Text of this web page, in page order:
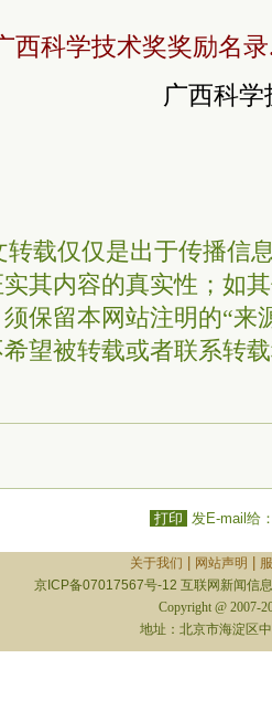
西科学技术奖奖励名
广西科
转载仅仅是出于传播信
其内容的真实性；如
保留本网站注明的“来
望被转载或者联系转
打印 发E-mail给
关于我们 网站声明
京ICP备07017567号-12 互联网新闻信
Copyright @ 2007-
地址：北京市海淀区